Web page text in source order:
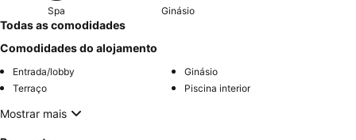
Spa Ginásio
Todas as comodidades
Comodidades do alojamento
Entrada/lobby
Ginásio
Terraço
Piscina interior
Mostrar mais